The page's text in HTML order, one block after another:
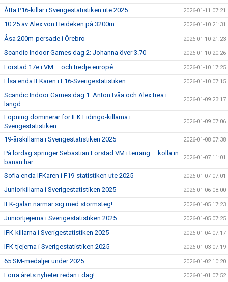
Åtta P16-killar i Sverigestatistiken ute 2025 2026-01-11 07:21
10:25 av Alex von Heideken på 3200m 2026-01-10 21:31
Åsa 200m-persade i Örebro 2026-01-10 21:23
Scandic Indoor Games dag 2: Johanna över 3.70 2026-01-10 20:26
Lörstad 17e i VM – och tredje europé 2026-01-10 17:25
Elsa enda IFKaren i F16-Sverigestatistiken 2026-01-10 07:15
Scandic Indoor Games dag 1: Anton tvåa och Alex trea i
längd
2026-01-09 23:17
Löpning dominerar för IFK Lidingö-killarna i
Sverigestatistiken
2026-01-09 07:06
19-årskillarna i Sverigestatistiken 2025 2026-01-08 07:38
På lördag springer Sebastian Lörstad VM i terräng – kolla in
banan här
2026-01-07 11:01
Sofia enda IFKaren i F19-statistiken ute 2025 2026-01-07 07:01
Juniorkillarna i Sverigestatistiken 2025 2026-01-06 08:00
IFK-galan närmar sig med stormsteg! 2026-01-05 17:23
Juniortjejerna i Sverigestatistiken 2025 2026-01-05 07:25
IFK-killarna i Sverigestatistiken 2025 2026-01-04 07:17
IFK-tjejerna i Sverigestatistiken 2025 2026-01-03 07:19
65 SM-medaljer under 2025 2026-01-02 10:20
Förra årets nyheter redan i dag! 2026-01-01 07:52